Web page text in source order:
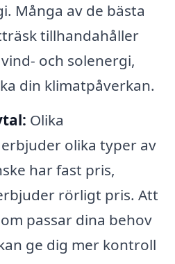
Många av de bästa
tillhandahåller
och solenergi,
din klimatpåverkan.
Olika
olika typer av
har fast pris,
rörligt pris. Att
passar dina behov
ge dig mer kontroll